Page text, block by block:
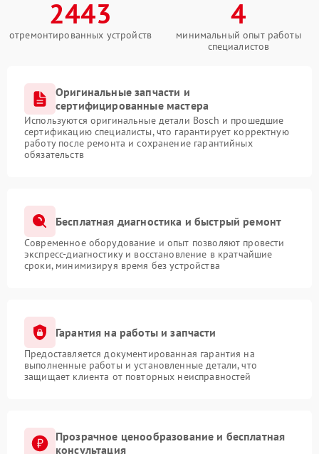
2443
отремонтированных устройств
4
минимальный опыт работы
специалистов
Оригинальные запчасти и
сертифицированные мастера
Используются оригинальные детали Bosch и прошедшие
сертификацию специалисты, что гарантирует корректную
работу после ремонта и сохранение гарантийных
обязательств
Бесплатная диагностика и быстрый ремонт
Современное оборудование и опыт позволяют провести
экспресс-диагностику и восстановление в кратчайшие
сроки, минимизируя время без устройства
Гарантия на работы и запчасти
Предоставляется документированная гарантия на
выполненные работы и установленные детали, что
защищает клиента от повторных неисправностей
Прозрачное ценообразование и бесплатная
консультация